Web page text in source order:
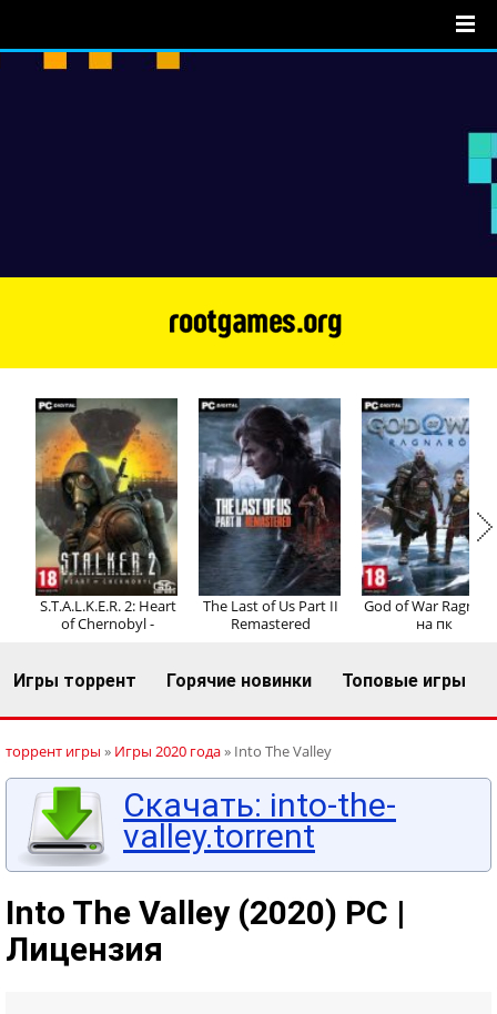
Регистрация Вход
S.T.A.L.K.E.R. 2: Heart
of Chernobyl -
The Last of Us Part II
Remastered
God of War
на пк
Игры торрент Горячие новинки Топовые игры
торрент игры » Игры 2020 года» Into The Valley
Скачать: into-the-
valley.torrent
Into The Valley (2020) PC |
Лицензия